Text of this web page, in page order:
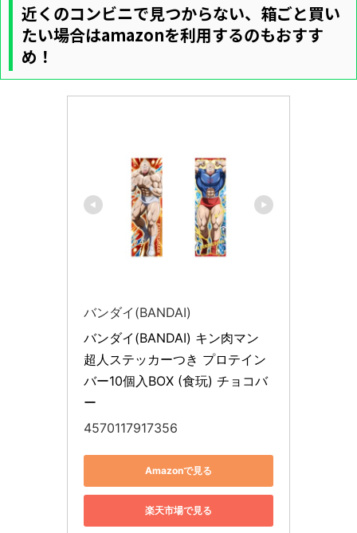
近くのコンビニで見つからない、箱ごと買い
たい場合はamazonを利用するのもおすす
め！
バンダイ(BANDAI)
バンダイ(BANDAI) キン肉マン
超人ステッカーつき プロテイン
バー10個入BOX (食玩) チョコバ
ー
4570117917356
Amazonで見る
楽天市場で見る